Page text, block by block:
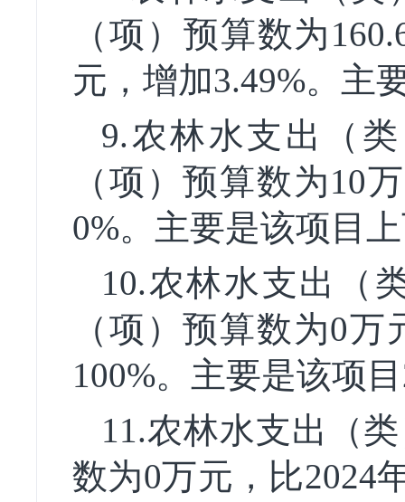
（项）预算数为
元，增加3.49%。主
9.农林水支出（
（项）预算数为10
0%。主要是该项目
10.农林水支出（
（项）预算数为0
100%。主要是该项
11.农林水支出（
数为0万元，比2024